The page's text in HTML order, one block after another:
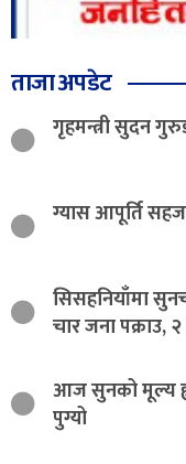
ताजा अपडेट
गृहमन्त्री सुदन
ग्यास आपूर्ति
सिसहनियाँमा
चार जना पक्राउ,
आज सुनको मूल्य
पुग्यो